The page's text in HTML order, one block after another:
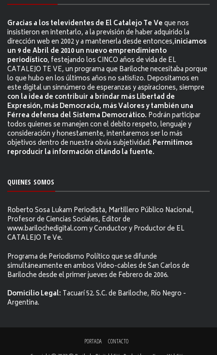
Gracias a los televidentes de El Catalejo Te Veque nos
insistieron en intentarlo, a la previsión de haber adquirido la
dirección web en 2002 y a mantenerla desde entonces,iniciamos
un 9 de Abril de 2010 un nuevo emprendimiento
periodístico, festejando los CINCO años de vida de EL
CATALEJO TE VE, un programa que Bariloche necesitaba porque
lo que hubo en los últimos años no satisfizo. Depositamos en
este digital un sinnúmero de esperanzas y aspiraciones, siempre
con la idea de contribuir a brindar más Libertad de
Expresión, más Democracia, más Valores y también una
Férrea defensa del Sistema Democrático. Podrán participar
todos quienes se manejen con el debito respeto, lenguaje y
consideración y honestamente, intentaremos ser lo más
objetivos dentro de nuestra obvia subjetividad. Permitimos
reproducir la información citándo la fuente.
QUIENES SOMOS
Roberto Sosa Lukam Periodista, Martillero Público Nacional,
Profesor de Ciencias Sociales, Editor de
www.barilochedigital.com y Conductor y Productor de EL
CATALEJO Te Ve.
Programa de Periodismo Político que se difunde
simultáneamente en ambos Video-cables de San Carlos de
Bariloche desde el primer jueves de Febrero de 2006.
Domicilio Legal: Tacuarí 52. S.C. de Bariloche, Río Negro -
Argentina.
PORTADA CONTACTO